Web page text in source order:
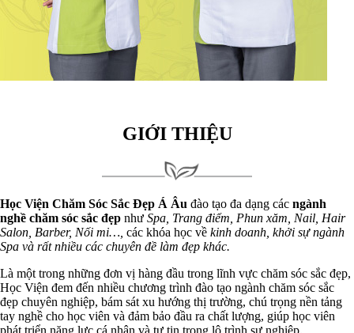
GIỚI THIỆU
Học Viện Chăm Sóc Sắc Đẹp Á Âu đào tạo đa dạng các ngành
nghề chăm sóc sắc đẹp như Spa, Trang điểm, Phun xăm, Nail, Hair
Salon, Barber, Nối mi…, các khóa học về kinh doanh, khởi sự ngành
Spa và rất nhiều các chuyên đề làm đẹp khác.
Là một trong những đơn vị hàng đầu trong lĩnh vực chăm sóc sắc đẹp,
Học Viện đem đến nhiều chương trình đào tạo ngành chăm sóc sắc
đẹp chuyên nghiệp, bám sát xu hướng thị trường, chú trọng nền tảng
tay nghề cho học viên và đảm bảo đầu ra chất lượng, giúp học viên
phát triển năng lực cá nhân và tự tin trong lộ trình sự nghiệp.